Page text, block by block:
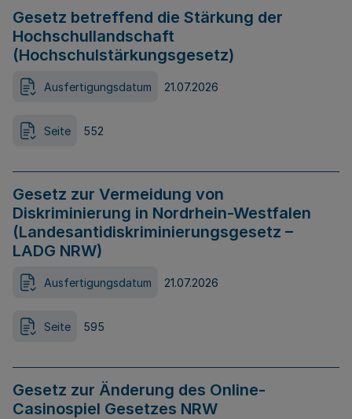
Gesetz betreffend die Stärkung der
Hochschullandschaft
(Hochschulstärkungsgesetz)
Ausfertigungsdatum 21.07.2026
Seite 552
Gesetz zur Vermeidung von
Diskriminierung in Nordrhein-Westfalen
(Landesantidiskriminierungsgesetz –
LADG NRW)
Ausfertigungsdatum 21.07.2026
Seite 595
Gesetz zur Änderung des Online-
Casinospiel Gesetzes NRW